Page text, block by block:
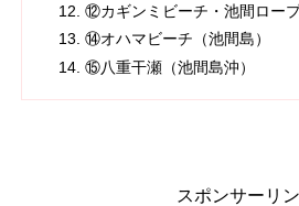
⑫カギンミビーチ・池間ロープ
⑭オハマビーチ（池間島）
⑮八重干瀬（池間島沖）
スポンサーリ